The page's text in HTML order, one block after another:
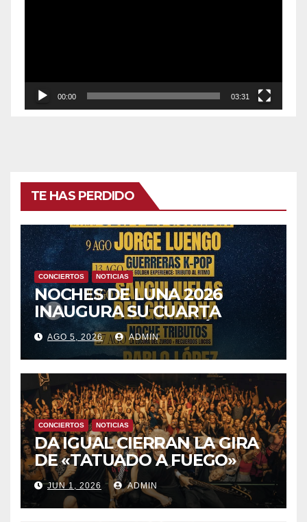
00:00 03:31
TE HAS PERDIDO
CONCIERTOS NOTICIAS
NOCHES DE LUNA 2026
INAUGURA SU CUARTA
TEMPORADA ESTE SÁBADO
8 CON OBK Y LA GUARDIA
AGO 5, 2026 ADMIN
CONCIERTOS NOTICIAS
DA IGUAL CIERRAN LA GIRA
DE «TATUADO A FUEGO»
CON UN LLENO EN LA SALA
DEL MOVISTAR ARENA DE
MADRID
JUN 1, 2026 ADMIN